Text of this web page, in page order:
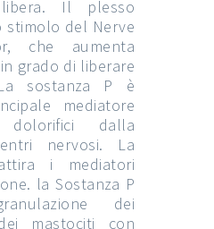
libera. Il plesso
stimolo del Nerve
che aumenta
grado di liberare
sostanza P è
mediatore
dalla
nervosi. La
i mediatori
la Sostanza P
dei
mastociti con